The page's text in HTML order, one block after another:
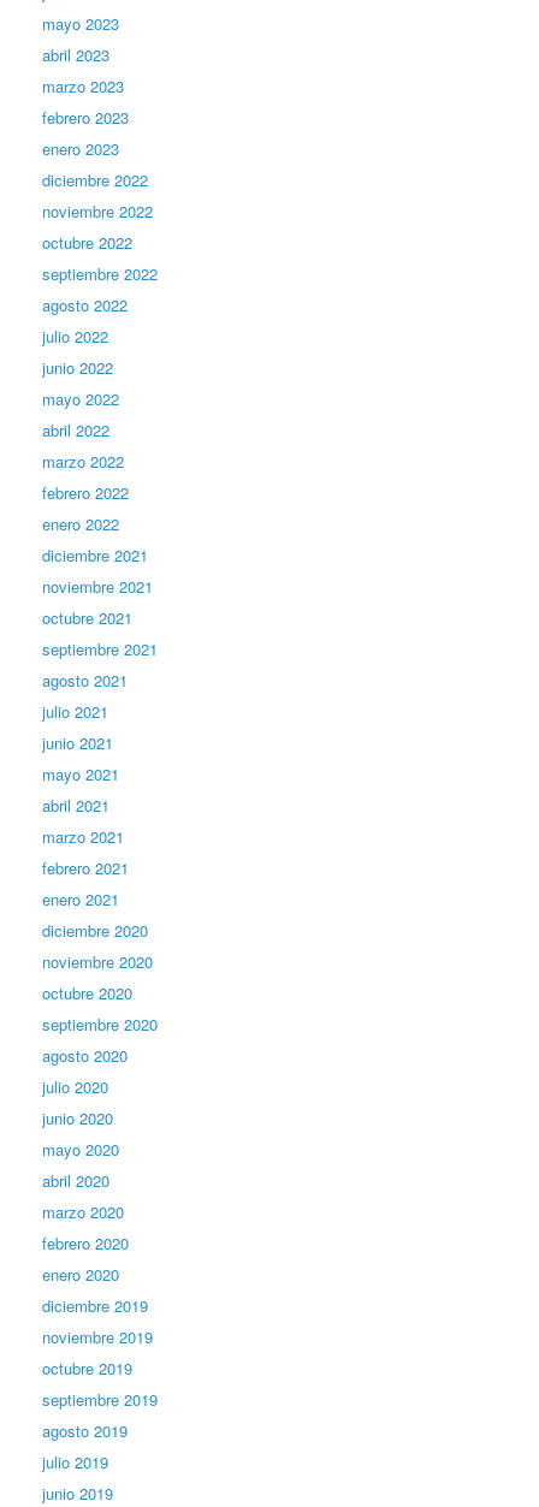
mayo 2023
abril 2023
marzo 2023
febrero 2023
enero 2023
diciembre 2022
noviembre 2022
octubre 2022
septiembre 2022
agosto 2022
julio 2022
junio 2022
mayo 2022
abril 2022
marzo 2022
febrero 2022
enero 2022
diciembre 2021
noviembre 2021
octubre 2021
septiembre 2021
agosto 2021
julio 2021
junio 2021
mayo 2021
abril 2021
marzo 2021
febrero 2021
enero 2021
diciembre 2020
noviembre 2020
octubre 2020
septiembre 2020
agosto 2020
julio 2020
junio 2020
mayo 2020
abril 2020
marzo 2020
febrero 2020
enero 2020
diciembre 2019
noviembre 2019
octubre 2019
septiembre 2019
agosto 2019
julio 2019
junio 2019